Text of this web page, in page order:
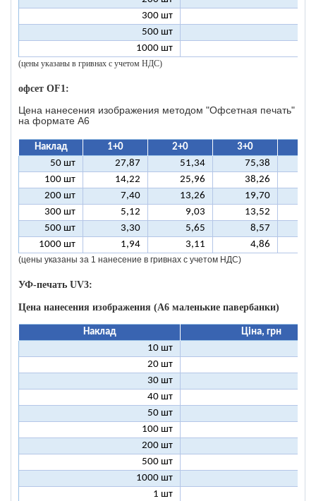
300 шт
500 шт
1000 шт
(цены указаны в гривнах с учетом НДС)
офсет OF1:
Цена нанесения изображения методом "Офсетная печать"
на формате A6
Наклад 1+0 2+0 3+0
50 шт
27,87 51,34 75,38
100 шт
14,22 25,96 38,26
200 шт
7,40 13,26 19,70
300 шт
5,12 9,03 13,52
500 шт
3,30 5,65 8,57
1000 шт
1,94 3,11 4,86
(цены указаны за 1 нанесение в гривнах с учетом НДС)
УФ-печать UV3:
Цена нанесения изображения (А6 маленькие павербанки)
Наклад
Ціна, грн
10 шт
20 шт
30 шт
40 шт
50 шт
100 шт
200 шт
500 шт
1000 шт
1 шт